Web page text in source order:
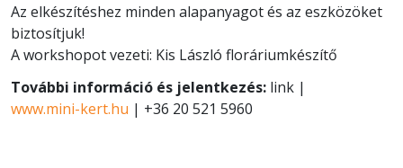
Az elkészítéshez minden alapanyagot és az eszközöket
biztosítjuk!
A workshopot vezeti: Kis László floráriumkészítő
További információ és jelentkezés: link |
www.mini-kert.hu | +36 20 521 5960